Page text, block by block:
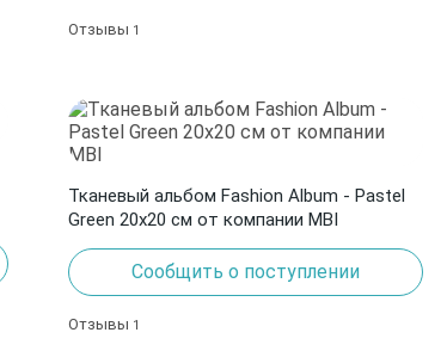
Отзывы 1
Тканевый альбом Fashion Album - Pastel
Green 20х20 см от компании MBI
Сообщить о поступлении
Отзывы 1